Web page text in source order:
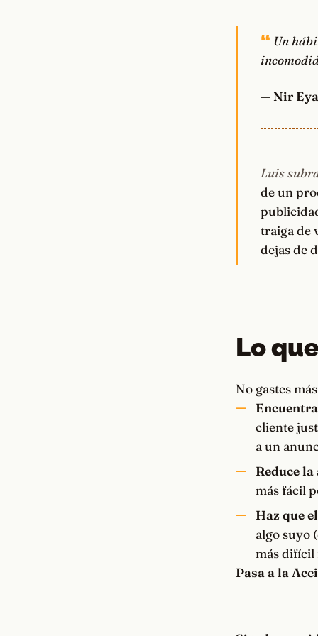
Un
— Nir
Luis
de un
traiga de
dejas de
Lo
No gastes
cliente
a un
Reduce
más fácil
Haz que
algo suyo
más difícil
Pasa a la